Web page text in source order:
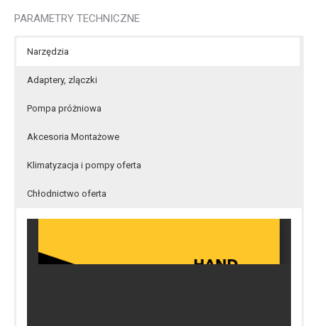
PARAMETRY TECHNICZNE
Narzędzia
Adaptery, zlączki
Pompa próżniowa
Akcesoria Montażowe
Klimatyzacja i pompy oferta
Chłodnictwo oferta